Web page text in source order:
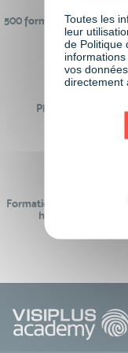
500 formations pour se
monde de
Plus de 50
Formations réalisables
hors temps de
Toutes les
leur
de Politique
informations
vos
directement